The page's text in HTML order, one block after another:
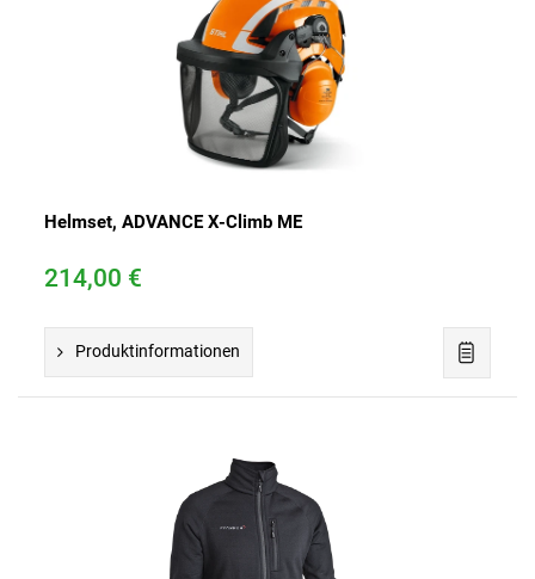
Helmset, ADVANCE X-Climb ME
214,00 €
Produktinformationen